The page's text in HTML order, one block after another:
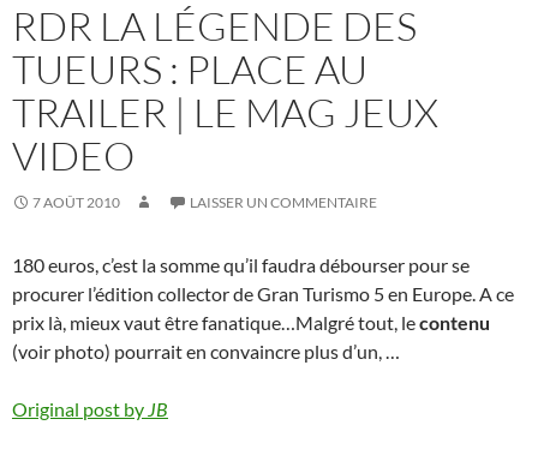
RDR LA LÉGENDE DES
TUEURS : PLACE AU
TRAILER | LE MAG JEUX
VIDEO
7 AOÛT 2010 LAISSER UN COMMENTAIRE
180 euros, c’est la somme qu’il faudra débourser pour se
procurer l’édition collector de Gran Turismo 5 en Europe. A ce
prix là, mieux vaut être fanatique…Malgré tout, lecontenu
(voir photo) pourrait en convaincre plus d’un, …
Original post by JB